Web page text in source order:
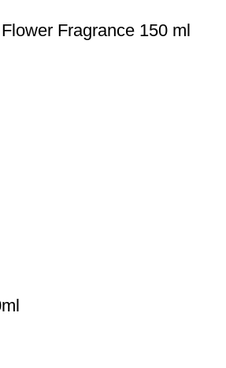
Fragrance 150 ml